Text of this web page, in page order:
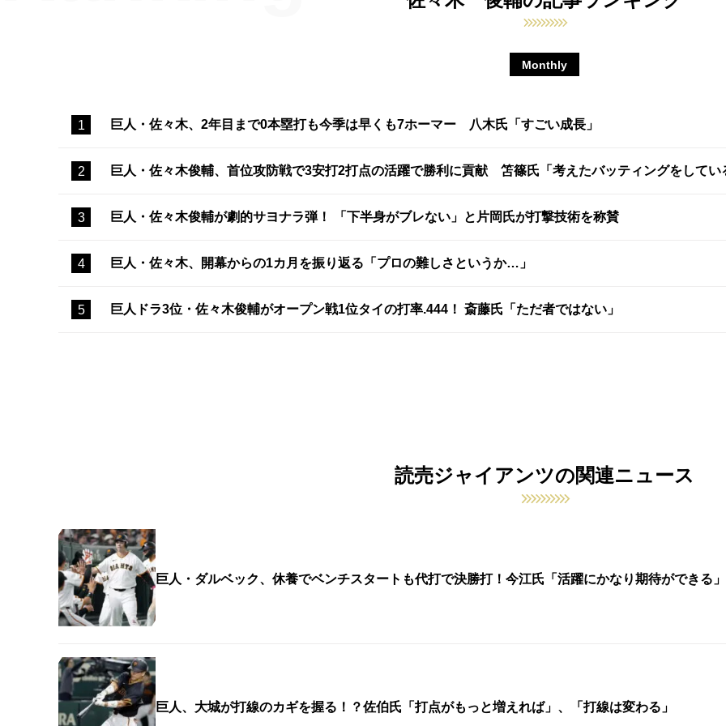
Monthly
巨人・佐々木、2年目まで0本塁打も今季は早くも7ホーマー 八木氏「すごい成長」
巨人・佐々木俊輔、首位攻防戦で3安打2打点の活躍で勝利に貢献 笘篠氏「考えたバッティングをしてい
巨人・佐々木俊輔が劇的サヨナラ弾！ 「下半身がブレない」と片岡氏が打撃技術を称賛
巨人・佐々木、開幕からの1カ月を振り返る「プロの難しさというか…」
巨人ドラ3位・佐々木俊輔がオープン戦1位タイの打率.444！ 斎藤氏「ただ者ではない」
読売ジャイアンツの関連ニュース
巨人・ダルベック、休養でベンチスタートも代打で決勝打！今江氏「活躍にかなり期待ができる」
巨人、大城が打線のカギを握る！？佐伯氏「打点がもっと増えれば」、「打線は変わる」